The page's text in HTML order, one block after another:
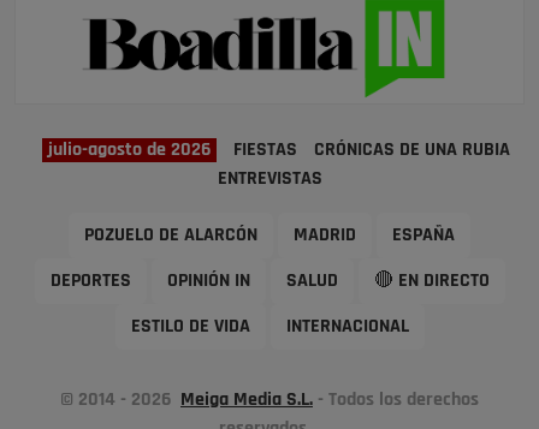
julio-agosto de 2026 FIESTAS
CRÓNICAS DE UNA RUBIA
ENTREVISTAS
POZUELO DE ALARCÓN MADRID ESPAÑA
DEPORTES OPINIÓN IN SALUD 🔴 EN DIRECTO
ESTILO DE VIDA INTERNACIONAL
© 2014 - 2026 Meiga Media S.L. - Todos los derechos